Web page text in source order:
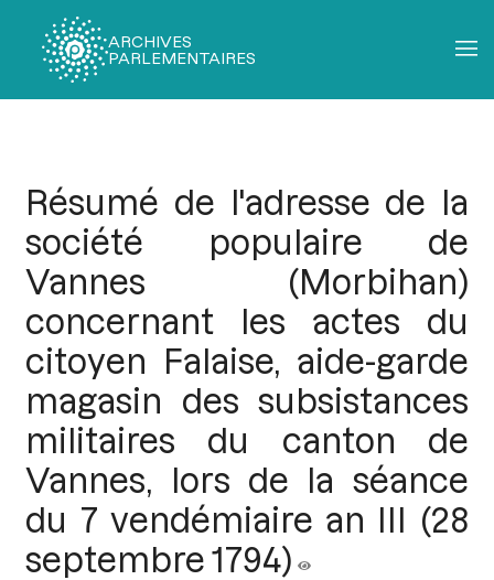
ARCHIVES
PARLEMENTAIRES
Résumé de l'adresse de la
société populaire de
Vannes (Morbihan)
concernant les actes du
citoyen Falaise, aide-garde
magasin des subsistances
militaires du canton de
Vannes, lors de la séance
du 7 vendémiaire an III (28
septembre 1794)